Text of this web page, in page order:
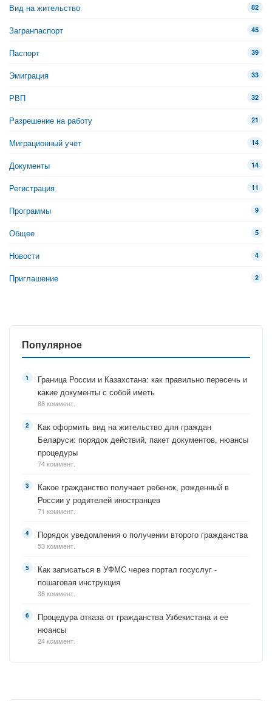
Вид на жительство 82
Загранпаспорт 45
Паспорт 39
Эмиграция 33
РВП 32
Разрешение на работу 21
Миграционный учет 14
Документы 14
Регистрация 11
Программы 9
Общее 5
Новости 4
Приглашение 2
Популярное
Граница России и Казахстана: как правильно пересечь и
какие документы с собой иметь
88 коммент.
Как оформить вид на жительство для граждан
Беларуси: порядок действий, пакет документов, нюансы
процедуры
74 коммент.
Какое гражданство получает ребенок, рожденный в
России у родителей иностранцев
71 коммент.
Порядок уведомления о получении второго гражданства
53 коммент.
Как записаться в УФМС через портал госуслуг -
пошаговая инструкция
38 коммент.
Процедура отказа от гражданства Узбекистана и ее
нюансы
24 коммент.